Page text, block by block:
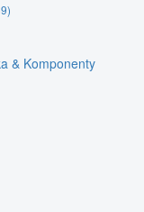
& Komponenty